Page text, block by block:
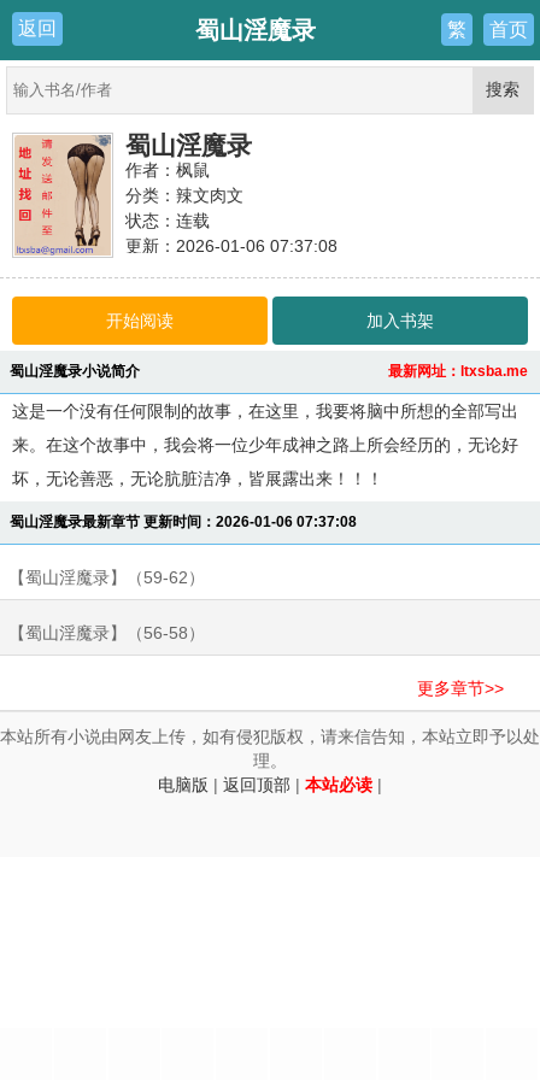
返回 蜀山淫魔录 繁 首页
蜀山淫魔录
作者：枫鼠
分类：辣文肉文
状态：连载
更新：2026-01-06 07:37:08
开始阅读 加入书架
最新网址：ltxsba.me
蜀山淫魔录小说简介
这是一个没有任何限制的故事，在这里，我要将脑中所想的全部写出
来。在这个故事中，我会将一位少年成神之路上所会经历的，无论好
坏，无论善恶，无论肮脏洁净，皆展露出来！！！
蜀山淫魔录最新章节 更新时间：2026-01-06 07:37:08
【蜀山淫魔录】（59-62）
【蜀山淫魔录】（56-58）
更多章节>>
本站所有小说由网友上传，如有侵犯版权，请来信告知，本站立即予以处
理。
电脑版 | 返回顶部 | 本站必读 |